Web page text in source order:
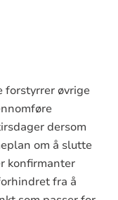
forstyrrer øvrige
dersom
om å slutte
konfirmanter
fra å